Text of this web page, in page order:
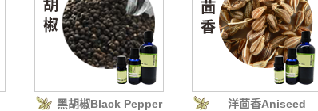
黑胡椒Black Pepper 洋茴香Aniseed